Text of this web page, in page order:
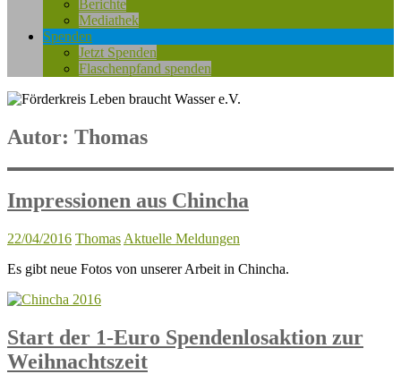
Berichte
Mediathek
Spenden
Jetzt Spenden
Flaschenpfand spenden
Autor: Thomas
Impressionen aus Chincha
22/04/2016 Thomas Aktuelle Meldungen
Es gibt neue Fotos von unserer Arbeit in Chincha.
Start der 1-Euro Spendenlosaktion zur
Weihnachtszeit